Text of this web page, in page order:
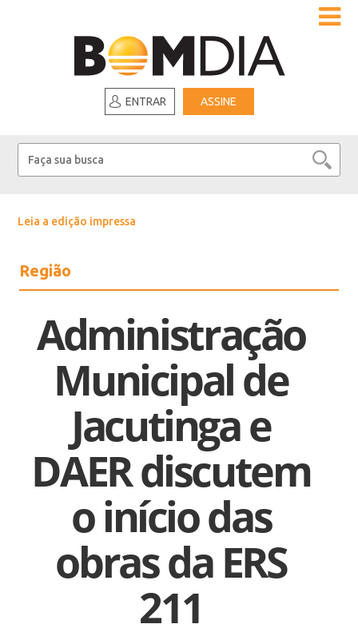
ENTRAR ASSINE
Leia a edição impressa
Região
Administração
Municipal de
Jacutinga e
DAER discutem
o início das
obras da ERS
211